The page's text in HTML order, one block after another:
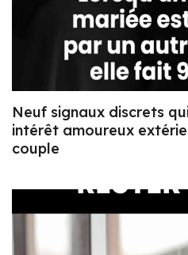
Neuf signaux discrets
intérêt amoureux
couple